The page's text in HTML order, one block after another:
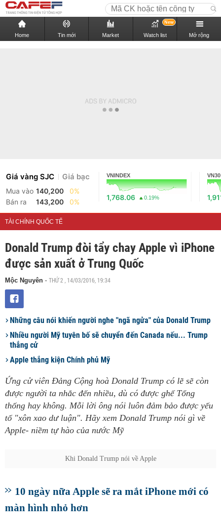
Home Tin mới Market Watch list
New
Mở rộng
Giá vàng SJC Giá bạc
Mua vào 140,200
0%
Bán ra
143,200 0%
VNINDEX
1,768.06 0.19%
VN30
TÀI CHÍNH QUỐC TẾ
Donald Trump đòi tẩy chay Apple vì iPhone
được sản xuất ở Trung Quốc
Mộc Nguyên - THỨ 2 , 14/03/2016, 19:34
Những câu nói khiến người nghe "ngã ngửa" của Donald Trump
Nhiều người Mỹ tuyên bố sẽ chuyển đến Canada nếu... Trump
thắng cử
Apple thắng kiện Chính phủ Mỹ
Ứng cử viên Đảng Cộng hoà Donald Trump có lẽ sẽ còn
được người ta nhắc đến nhiều, dù có được ghế Tổng
thống hay không. Mỗi lời ông nói luôn đảm bảo được yếu
tố "xôn xao dư luận". Hãy xem Donald Trump nói gì về
Apple- niềm tự hào của nước Mỹ
Khi Donald Trump nói về Apple
10 ngày nữa Apple sẽ ra mắt iPhone mới có
màn hình nhỏ hơn